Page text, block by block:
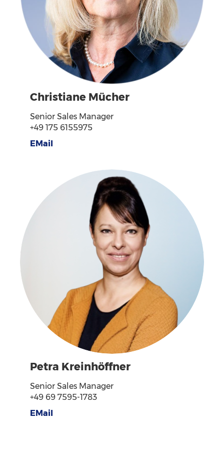
Christiane Mücher
Senior Sales Manager
+49 175 6155975
EMail
Petra Kreinhöffner
Senior Sales Manager
+49 69 7595-1783
EMail